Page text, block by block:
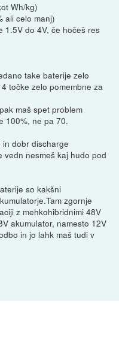
Wh/kg)
ali celo manj)
1.5V do 4V, če hočeš res
take baterije zelo
točke zelo pomembne za
maš spet problem
100%, ne pa 70.
dobr discharge
vedn nesmeš kaj hudo pod
so kakšni
zgornje
z mehkohibridnimi 48V
akumulator, namesto 12V
in jo lahk maš tudi v